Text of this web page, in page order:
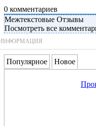
0 комментариев
Межтекстовые Отзывы
Посмотреть все
Популярное Новое